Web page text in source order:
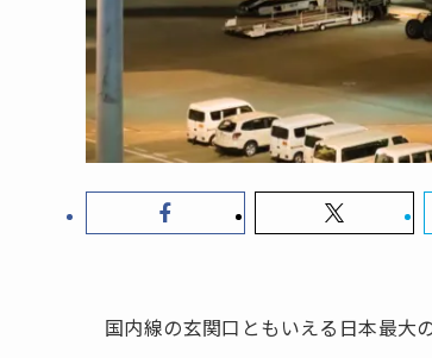
国内線の玄関口ともいえる日本最大